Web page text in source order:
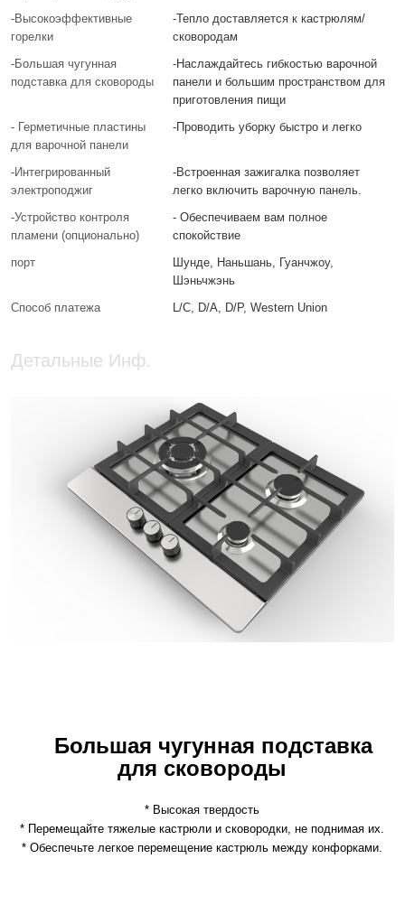
-Высокоэффективные
горелки
-Тепло доставляется к кастрюлям/
сковородам
-Большая чугунная
подставка для сковороды
-Наслаждайтесь гибкостью варочной
панели и большим пространством для
приготовления пищи
- Герметичные пластины
для варочной панели
-Проводить уборку быстро и легко
-Интегрированный
электроподжиг
-Встроенная зажигалка позволяет
легко включить варочную панель.
-Устройство контроля
пламени (опционально)
- Обеспечиваем вам полное
спокойствие
порт
Шунде, Наньшань, Гуанчжоу,
Шэньчжэнь
Способ платежа
L/C, D/A, D/P, Western Union
Детальные Инф.
Большая чугунная подставка
для сковороды
* Высокая твердость
* Перемещайте тяжелые кастрюли и сковородки, не поднимая их.
* Обеспечьте легкое перемещение кастрюль между конфорками.